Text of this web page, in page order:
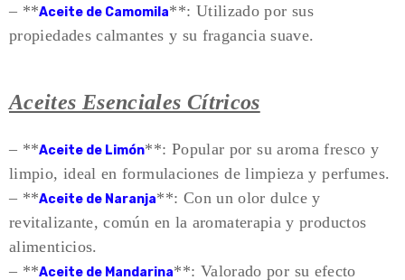
– **Aceite de Camomila**: Utilizado por sus
propiedades calmantes y su fragancia suave.
Aceites Esenciales Cítricos
– **Aceite de Limón**: Popular por su aroma fresco y
limpio, ideal en formulaciones de limpieza y perfumes.
– **Aceite de Naranja**: Con un olor dulce y
revitalizante, común en la aromaterapia y productos
alimenticios.
– **Aceite de Mandarina**: Valorado por su efecto